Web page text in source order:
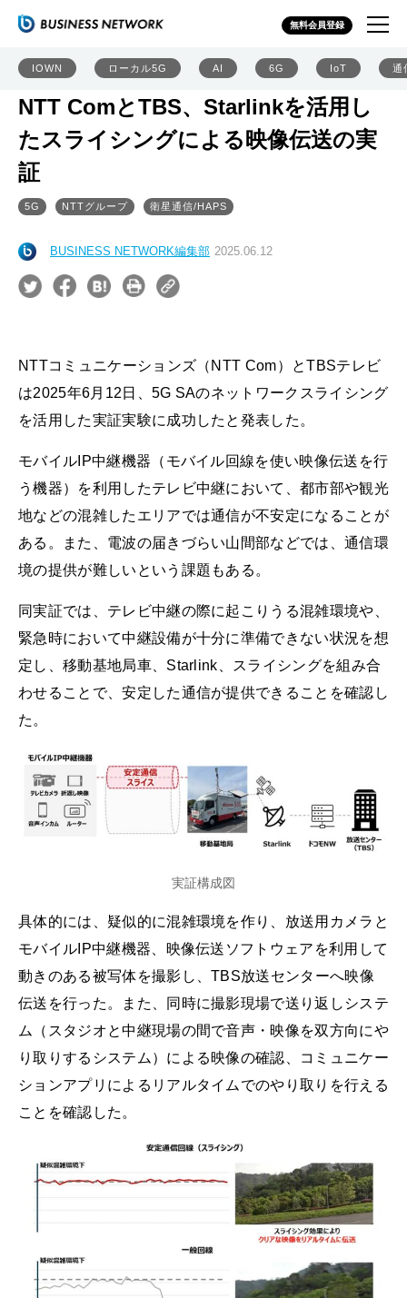
無料会員登録
IOWN ローカル5G AI 6G IoT 通
NTT ComとTBS、Starlinkを活用し
たスライシングによる映像伝送の実
証
5G NTTグループ 衛星通信/HAPS
BUSINESS NETWORK編集部 2025.06.12
NTTコミュニケーションズ（NTT Com）とTBSテレビ
は2025年6月12日、5G SAのネットワークスライシング
を活用した実証実験に成功したと発表した。
モバイルIP中継機器（モバイル回線を使い映像伝送を行
う機器）を利用したテレビ中継において、都市部や観光
地などの混雑したエリアでは通信が不安定になることが
ある。また、電波の届きづらい山間部などでは、通信環
境の提供が難しいという課題もある。
同実証では、テレビ中継の際に起こりうる混雑環境や、
緊急時において中継設備が十分に準備できない状況を想
定し、移動基地局車、Starlink、スライシングを組み合
わせることで、安定した通信が提供できることを確認し
た。
実証構成図
具体的には、疑似的に混雑環境を作り、放送用カメラと
モバイルIP中継機器、映像伝送ソフトウェアを利用して
動きのある被写体を撮影し、TBS放送センターへ映像
伝送を行った。また、同時に撮影現場で送り返しシステ
ム（スタジオと中継現場の間で音声・映像を双方向にや
り取りするシステム）による映像の確認、コミュニケー
ションアプリによるリアルタイムでのやり取りを行える
ことを確認した。